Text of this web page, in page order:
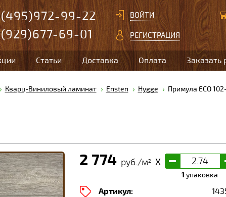
99-22
69-01
ВОЙТИ
РЕГИСТРАЦИЯ
Статьи Доставка Оплата Заказать
Кварц-Виниловый ламинат Ensten Hygge Примула ECO
2 774 руб./м2 X -
1 упаковка
Артикул: